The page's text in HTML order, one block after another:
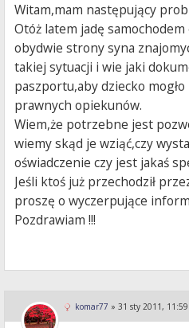
Witam,mam następujący
Otóż latem jadę
obydwie strony syna
takiej sytuacji i wie jaki
paszportu,aby dziecko
prawnych opiekunów.
Wiem,że potrzebne jest
wiemy skąd je wziąć,czy
oświadczenie czy jest jakaś
Jeśli ktoś już przechodził
proszę o wyczerpujące
Pozdrawiam !!!
komar77 » 31 sty 2011, 11:59